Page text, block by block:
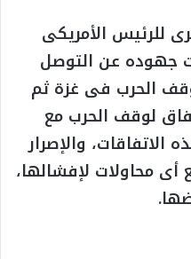
للرئيس الأمريكى
جهوده عن التوصل
الحرب فى غزة ثم
لوقف الحرب مع
والإصرار
أى محاولات لإفشالها،